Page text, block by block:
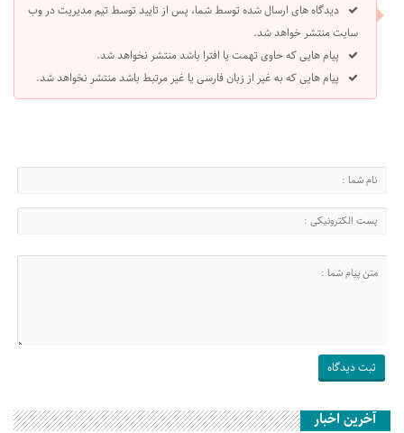
دیدگاه های ارسال شده توسط شما، پس از تایید توسط تیم مدیریت در وب
سایت منتشر خواهد شد.
پیام هایی که حاوی تهمت یا افترا باشد منتشر نخواهد شد.
پیام هایی که به غیر از زبان فارسی یا غیر مرتبط باشد منتشر نخواهد شد.
آخرین اخبار